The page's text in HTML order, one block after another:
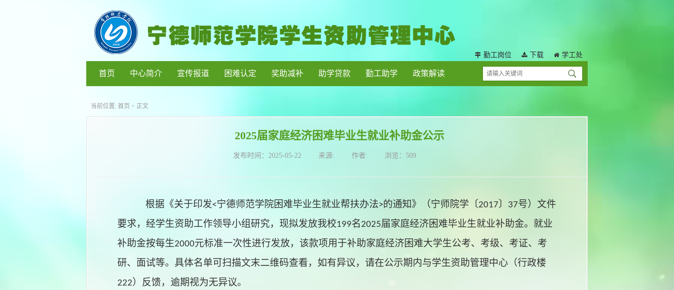
勤工岗位 下载 学工处
首页 中心简介 宣传报道 困难认定 奖助减补 助学贷款 勤工助学 政策解读
当前位置: 首页 > 正文
2025届家庭经济困难毕业生就业补助金公示
发布时间： 2025-05-22 来源: 作者: 浏览： 509
根据《关于印发<宁德师范学院困难毕业生就业帮扶办法>的通知》（宁师院学〔2017 〕 37号）文件
要求，经学生资助工作领导小组研究， 现拟发放我校199名2025届家庭经济困难毕业生就业补助金。 就业
补助金按每生2000元标准一次性进行发放，该款项用于补助家庭经济困难大学生公考、考级、考证、考
研、面试等。 具体名单可扫描文末二维码查看， 如有异议，请在公示期内与学生资助管理中心 （行政楼
222）反馈，逾期视为无异议。